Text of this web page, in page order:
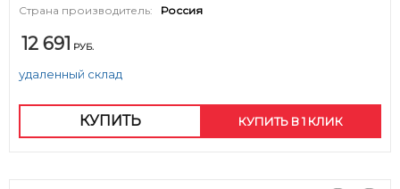
Страна производитель:
Россия
12 691 РУБ.
удаленный склад
КУПИТЬ КУПИТЬ В 1 КЛИК